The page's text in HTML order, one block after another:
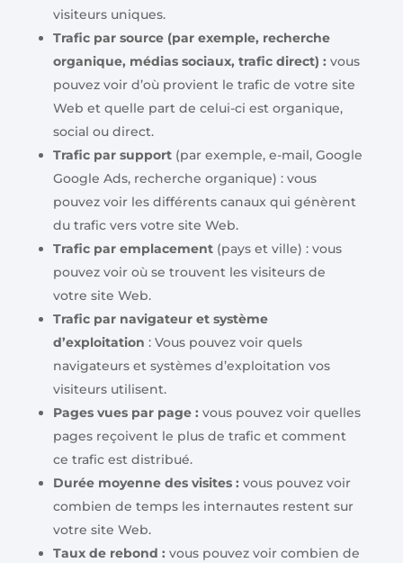
visiteurs uniques.
Trafic par source (par exemple, recherche
organique, médias sociaux, trafic direct) : vous
pouvez voir d’où provient le trafic de votre site
Web et quelle part de celui-ci est organique,
social ou direct.
Trafic par support(par exemple, e-mail, Google
Google Ads, recherche organique) : vous
pouvez voir les différents canaux qui génèrent
du trafic vers votre site Web.
Trafic par emplacement(pays et ville) : vous
pouvez voir où se trouvent les visiteurs de
votre site Web.
Trafic par navigateur et système
d’exploitation : Vous pouvez voir quels
navigateurs et systèmes d’exploitation vos
visiteurs utilisent.
Pages vues par page : vous pouvez voir quelles
pages reçoivent le plus de trafic et comment
ce trafic est distribué.
Durée moyenne des visites : vous pouvez voir
combien de temps les internautes restent sur
votre site Web.
Taux de rebond : vous pouvez voir combien de